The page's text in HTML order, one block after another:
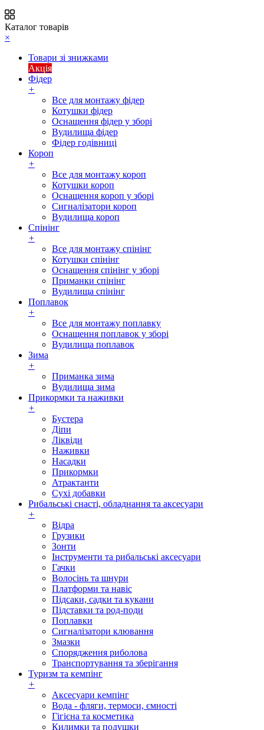
Каталог товарів
×
Товари зі знижками
Акція
Фідер
+
Все для монтажу фідер
Котушки фідер
Оснащення фідер у зборі
Вудилища фідер
Фідер годівниці
Короп
+
Все для монтажу короп
Котушки короп
Оснащення короп у зборі
Сигналізатори короп
Вудилища короп
Спінінг
+
Все для монтажу спінінг
Котушки спінінг
Оснащення спінінг у зборі
Приманки спінінг
Вудилища спінінг
Поплавок
+
Все для монтажу поплавку
Оснащення поплавок у зборі
Вудилища поплавок
Зима
+
Приманка зима
Вудилища зима
Прикормки та наживки
+
Бустера
Діпи
Ліквіди
Наживки
Насадки
Прикормки
Атрактанти
Сухі добавки
Рибальські снасті, обладнання та аксесуари
+
Відра
Грузики
Зонти
Інструменти та рибальські аксесуари
Гачки
Волосінь та шнури
Платформи та навіс
Підсаки, садки та кукани
Підставки та род-поди
Поплавки
Сигналізатори клювання
Змазки
Спорядження риболова
Транспортування та зберігання
Туризм та кемпінг
+
Аксесуари кемпінг
Вода - фляги, термоси, ємності
Гігієна та косметика
Килимки та подушки